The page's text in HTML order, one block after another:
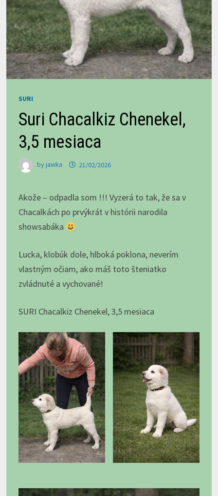
SURI
Suri Chacalkiz Chenekel,
3,5 mesiaca
byjawka 21/02/2026
Akože – odpadla som !!! Vyzerá to tak, že sa v
Chacalkách po prvýkrát v histórii narodila
showsabáka
Lucka, klobúk dole, hlboká poklona, neverím
vlastným očiam, ako máš toto šteniatko
zvládnuté a vychované!
SURI Chacalkiz Chenekel, 3,5 mesiaca